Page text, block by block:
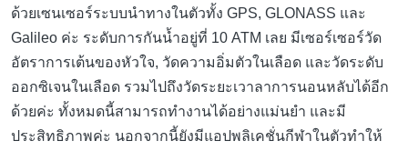
ด้วยเซนเซอร์ระบบนำทางในตัวทั้ง GPS, GLONASS และ
Galileo ค่ะ ระดับการกันน้ำอยู่ที่ 10 ATM เลย มีเซอร์เซอร์วัด
อัตราการเต้นของหัวใจ, วัดความอิ่มตัวในเลือด และวัดระดับ
ออกซิเจนในเลือด รวมไปถึงวัดระยะเวาลาการนอนหลับได้อีก
ด้วยค่ะ ทั้งหมดนี้สามารถทำงานได้อย่างแม่นยำ และมี
ประสิทธิภาพค่ะ นอกจากนี้ยังมีแอปพลิเคชั่นกีฬาในตัวทำให้